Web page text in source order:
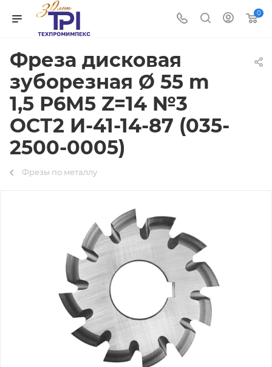
0
Фреза дисковая
зуборезная Ø 55 m
1,5 Р6М5 Z=14 №3
ОСТ2 И-41-14-87 (035-
2500-0005)
Фрезы по металлу